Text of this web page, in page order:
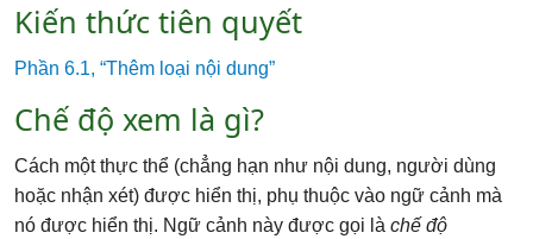
Kiến thức tiên quyết
Phần 6.1, “Thêm loại nội dung”
Chế độ xem là gì?
Cách một thực thể (chẳng hạn như nội dung, người dùng
hoặc nhận xét) được hiển thị, phụ thuộc vào ngữ cảnh mà
nó được hiển thị. Ngữ cảnh này được gọi là chế độ